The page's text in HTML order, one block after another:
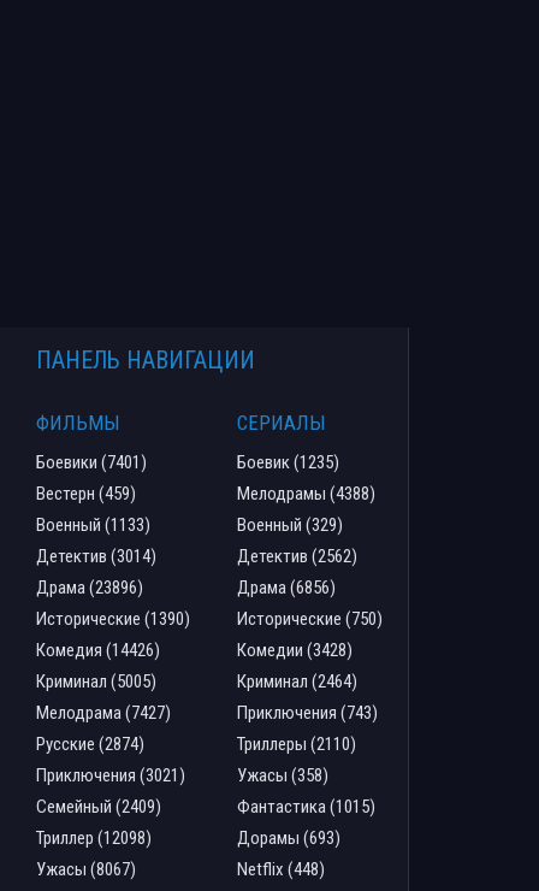
ПАНЕЛЬ НАВИГАЦИИ
ФИЛЬМЫ
Боевики (7401)
Вестерн (459)
Военный (1133)
Детектив (3014)
Драма (23896)
Исторические (1390)
Комедия (14426)
Криминал (5005)
Мелодрама (7427)
Русские (2874)
Приключения (3021)
Семейный (2409)
Триллер (12098)
Ужасы (8067)
СЕРИАЛЫ
Боевик (1235)
Мелодрамы (4388)
Военный (329)
Детектив (2562)
Драма (6856)
Исторические (750)
Комедии (3428)
Криминал (2464)
Приключения (743)
Триллеры (2110)
Ужасы (358)
Фантастика (1015)
Дорамы (693)
Netflix (448)